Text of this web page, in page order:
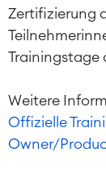
Zertifizierung
Trainingstage
Weitere
Offizielle
Owner/